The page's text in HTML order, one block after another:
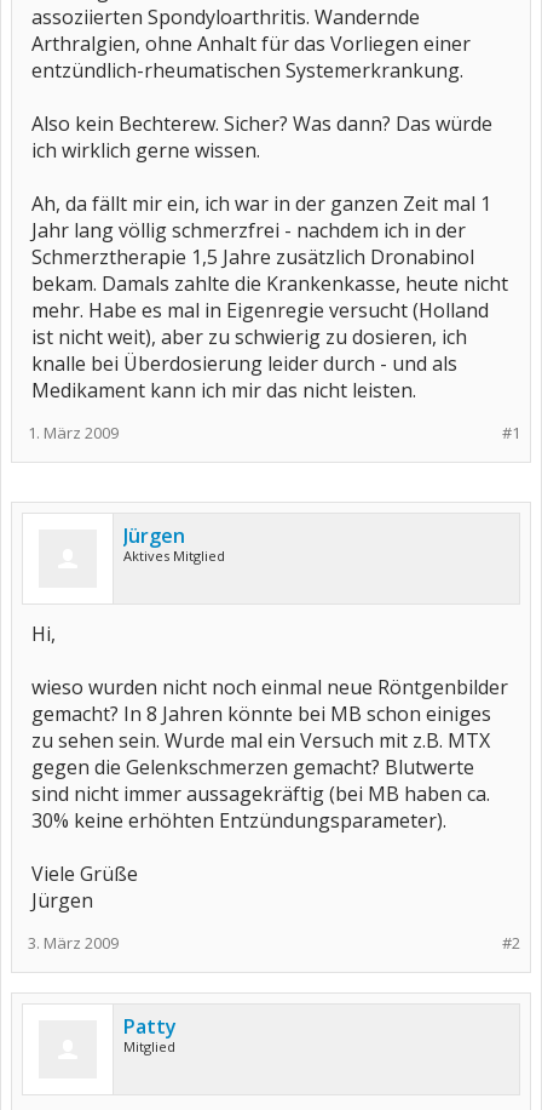
assoziierten Spondyloarthritis. Wandernde
Arthralgien, ohne Anhalt für das Vorliegen einer
entzündlich-rheumatischen Systemerkrankung.
Also kein Bechterew. Sicher? Was dann? Das würde
ich wirklich gerne wissen.
Ah, da fällt mir ein, ich war in der ganzen Zeit mal 1
Jahr lang völlig schmerzfrei - nachdem ich in der
Schmerztherapie 1,5 Jahre zusätzlich Dronabinol
bekam. Damals zahlte die Krankenkasse, heute nicht
mehr. Habe es mal in Eigenregie versucht (Holland
ist nicht weit), aber zu schwierig zu dosieren, ich
knalle bei Überdosierung leider durch - und als
Medikament kann ich mir das nicht leisten.
#1
1. März 2009
Jürgen
Aktives Mitglied
Hi,
wieso wurden nicht noch einmal neue Röntgenbilder
gemacht? In 8 Jahren könnte bei MB schon einiges
zu sehen sein. Wurde mal ein Versuch mit z.B. MTX
gegen die Gelenkschmerzen gemacht? Blutwerte
sind nicht immer aussagekräftig (bei MB haben ca.
30% keine erhöhten Entzündungsparameter).
Viele Grüße
Jürgen
#2
3. März 2009
Patty
Mitglied